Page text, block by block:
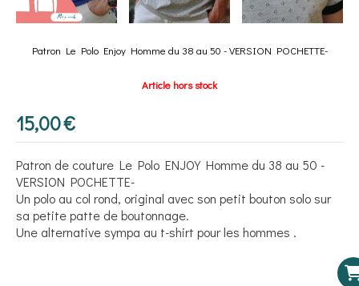
Patron Le Polo Enjoy Homme du 38 au 50 - VERSION POCHETTE-
15,00€
Article hors stock
Patron de couture Le Polo ENJOY Homme du 38 au 50 -
VERSION POCHETTE-
Un polo au col rond, original avec son petit bouton solo sur
sa petite patte de boutonnage.
Une alternative sympa au t-shirt pour les hommes .